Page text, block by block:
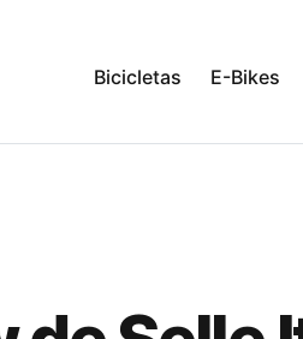
Bicicletas E-Bikes